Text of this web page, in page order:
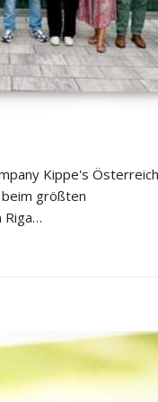
Kippe's Österreich
größten
Riga…